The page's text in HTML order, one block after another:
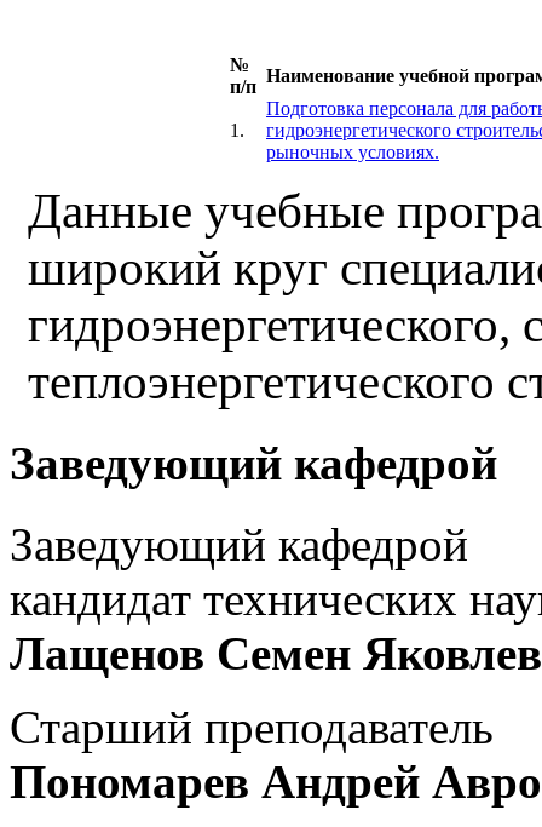
№
п/п
Наименование учебной
1.
Подготовка персонала для
гидроэнергетического
рыночных условиях.
Данные учебные
широкий круг
гидроэнергетического,
теплоэнергетического
Заведующий кафедрой
Заведующий кафедрой
кандидат технических
Лащенов Семен
Старший преподаватель
Пономарев Андрей